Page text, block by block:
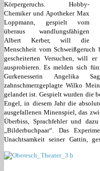
Körpergeruchs. Hobby-
Chemiker und Apotheker Max
Loppmann, gespielt vom
überaus wandlungsfähigen
Albert Kerber, will die
Menschheit vom Schweißgeruch
gescheiterten Versuchen, will
ausprobieren. Es melden sich
Gurkenesserin Angelika
zahnschmerzgeplagte Wilko
gelandet ist. Gespielt wurden die
Engel, in diesem Jahr die
ausgefallenen Minenspiel, das
Überbiss, Sprachfehler und
„Bilderbuchpaar“. Das
Unachtsamkeit seiner Gattin,